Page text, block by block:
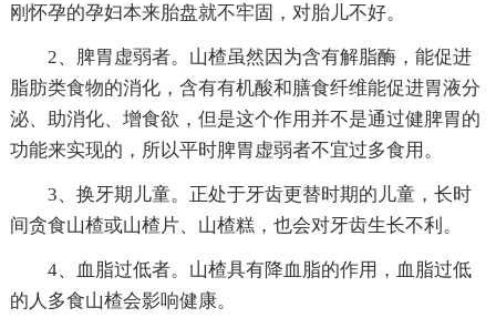
刚怀孕的孕妇本来胎盘就不牢固，对胎儿不好。
2、脾胃虚弱者。山楂虽然因为含有解脂酶，能促进
脂肪类食物的消化，含有有机酸和膳食纤维能促进胃液分
泌、助消化、增食欲，但是这个作用并不是通过健脾胃的
功能来实现的，所以平时脾胃虚弱者不宜过多食用。
3、换牙期儿童。正处于牙齿更替时期的儿童，长时
间贪食山楂或山楂片、山楂糕，也会对牙齿生长不利。
4、血脂过低者。山楂具有降血脂的作用，血脂过低
的人多食山楂会影响健康。